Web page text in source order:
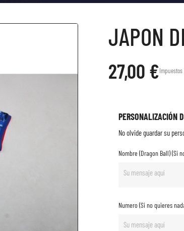
JAPON
27,00 €
PERSONALIZACIÓN
No olvide guardar su
Nombre (Dragon Ball) (Si
Numero (Si no quieres